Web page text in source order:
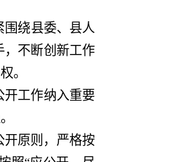
围绕县委、县人
，不断创新工作
。
开工作纳入重要
开原则，严格按